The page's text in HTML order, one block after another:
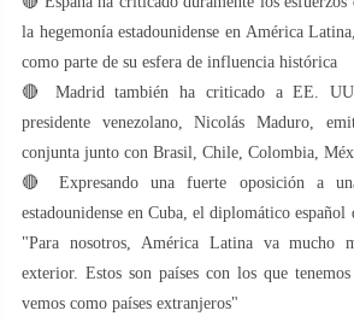
la hegemonía estadounidense en América
como parte de su esfera de influencia histórica
🔴 Madrid también ha criticado a EE.
presidente venezolano, Nicolás Maduro,
conjunta junto con Brasil, Chile, Colombia,
🔴 Expresando una fuerte oposición a
estadounidense en Cuba, el diplomático
"Para nosotros, América Latina va mucho
exterior. Estos son países con los que
vemos como países extranjeros"